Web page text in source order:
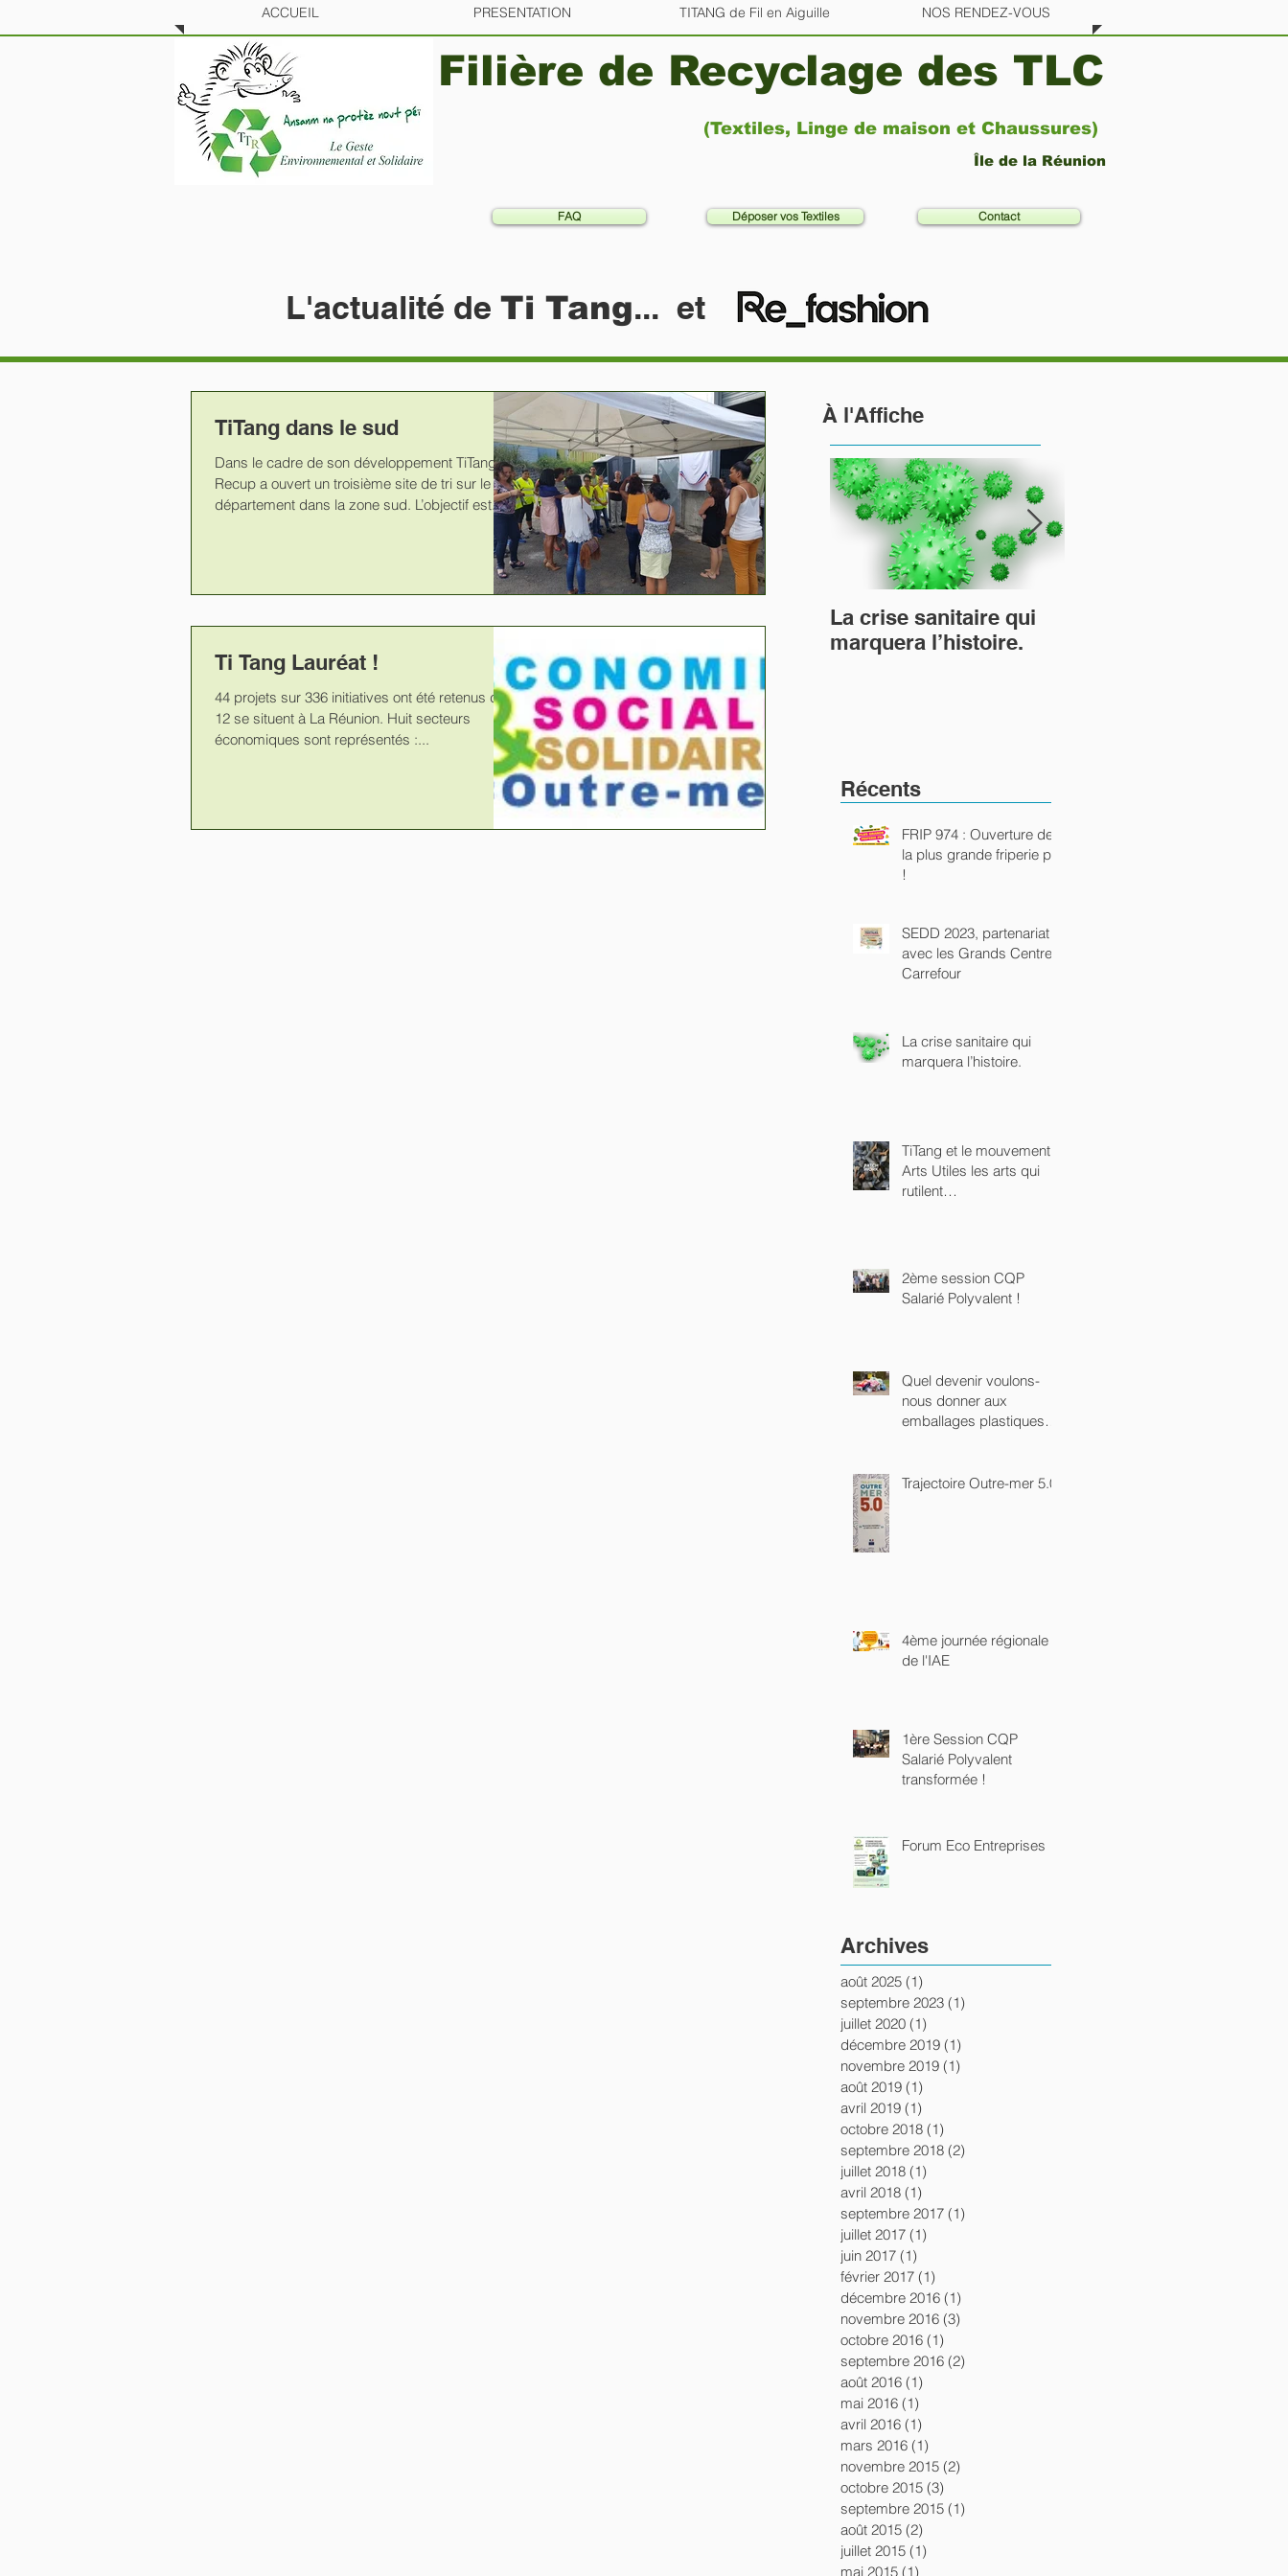
ACCUEIL PRESENTATION TITANG de Fil en Aiguille NOS RENDEZ-VOUS
Filière de Recyclage des TLC
(Textiles, Linge de maison et Chaussures)
Île de la Réunion
FAQ Déposer vos Textiles Contact
L'actualité de Ti Tang... et
TiTang dans le sud
Dans le cadre de son développement TiTang
Recup a ouvert un troisième site de tri sur le
département dans la zone sud. L’objectif est...
Ti Tang Lauréat !
44 projets sur 336 initiatives ont été retenus dont
12 se situent à La Réunion. Huit secteurs
économiques sont représentés :...
À l'Affiche
La crise sanitaire qui
marquera l’histoire.
Récents
FRIP 974 : Ouverture de
la plus grande friperie péi
!
SEDD 2023, partenariat
avec les Grands Centres
Carrefour
La crise sanitaire qui
marquera l’histoire.
TiTang et le mouvement
Arts Utiles les arts qui
rutilent…
2ème session CQP
Salarié Polyvalent !
Quel devenir voulons-
nous donner aux
emballages plastiques
Trajectoire Outre-mer 5.0
4ème journée régionale
de l'IAE
1ère Session CQP
Salarié Polyvalent
transformée !
Forum Eco Entreprises
Archives
août 2025 (1)
septembre 2023 (1)
juillet 2020 (1)
décembre 2019 (1)
novembre 2019 (1)
août 2019 (1)
avril 2019 (1)
octobre 2018 (1)
septembre 2018 (2)
juillet 2018 (1)
avril 2018 (1)
septembre 2017 (1)
juillet 2017 (1)
juin 2017 (1)
février 2017 (1)
décembre 2016 (1)
novembre 2016 (3)
octobre 2016 (1)
septembre 2016 (2)
août 2016 (1)
mai 2016 (1)
avril 2016 (1)
mars 2016 (1)
novembre 2015 (2)
octobre 2015 (3)
septembre 2015 (1)
août 2015 (2)
juillet 2015 (1)
mai 2015 (1)